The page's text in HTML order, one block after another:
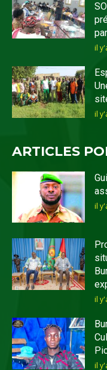
il
il
ARTICLES
il
il
il